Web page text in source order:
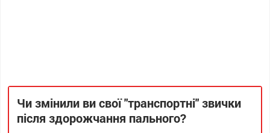
Чи змінили ви свої "транспортні" звички
після здорожчання пального?